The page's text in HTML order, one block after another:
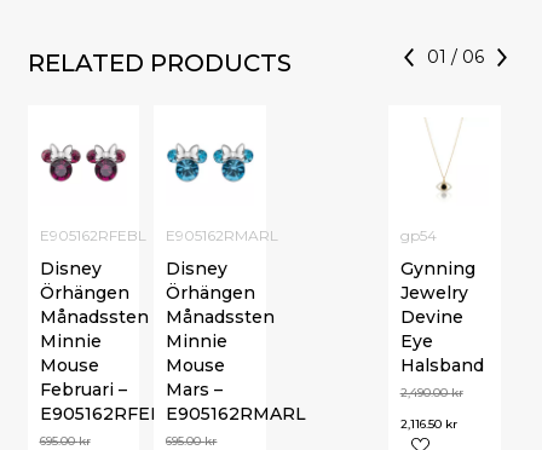
RELATED PRODUCTS 01 / 06
E905162RFEBL
Disney
Örhängen
Månadssten
Minnie
Mouse
Februari –
E905162RFEBL
695.00kr
gp54
Gynning
Jewelry
Devine
Eye
Halsband
2,490.00kr
2,116.50 kr
E905162RMARL
Disney
Örhängen
Månadssten
Minnie
Mouse
Mars –
E905162RMARL
695.00kr